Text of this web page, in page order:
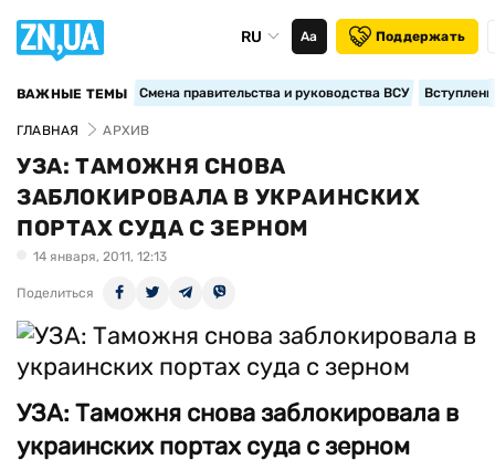
RU Аа Поддержать
ВАЖНЫЕ ТЕМЫ Смена правительства и руководства ВСУ
ГЛАВНАЯ АРХИВ
УЗА: ТАМОЖНЯ СНОВА
ЗАБЛОКИРОВАЛА В УКРАИНСКИХ
ПОРТАХ СУДА С ЗЕРНОМ
14 января, 2011, 12:13
Поделиться
УЗА: Таможня снова заблокировала в
украинских портах суда с зерном